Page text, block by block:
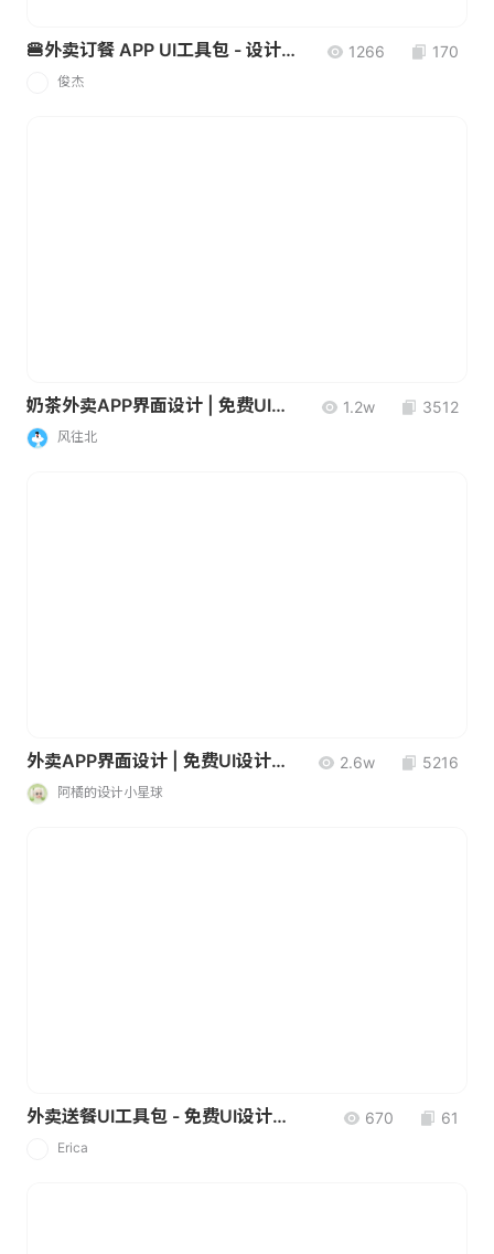
🍔外卖订餐 APP UI工具包 - 设计素材 1266 170
俊杰
奶茶外卖APP界面设计 | 免费UI模板 1.2w 3512
风往北
外卖APP界面设计 | 免费UI设计素材 2.6w 5216
阿橘的设计小星球
外卖送餐UI工具包 - 免费UI设计素材 670 61
Erica